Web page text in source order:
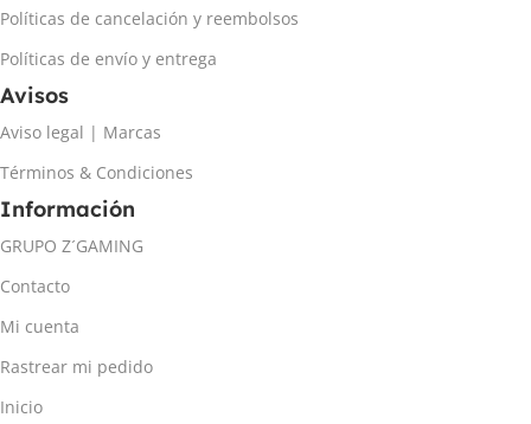
Políticas de cancelación y reembolsos
Políticas de envío y entrega
Avisos
Aviso legal | Marcas
Términos & Condiciones
Información
GRUPO Z´GAMING
Contacto
Mi cuenta
Rastrear mi pedido
Inicio